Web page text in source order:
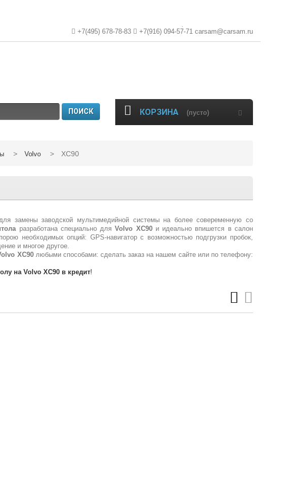
+7(495) 678-78-83 +7(916) 094-57-71 carsam@carsam.ru
ПОИСК КОРЗИНА (пусто)
> Volvo > XC90
замены заводской мультимедийной системы на более совеременную со
разработана специально дляVolvo XC90и идеально впишется в салон
необходимых опций: GPS-навигатор с возможностью подгрузки пробок,
и многое другое.
XC90любыми способами: сделать заказ на нашем сайте или по телефону:
наVolvo XC90в кредит!